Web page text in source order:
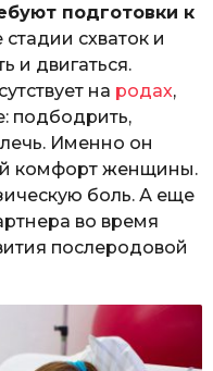
подготовки к
схваток и
и двигаться.
на родах,
подбодрить,
Именно он
комфорт женщины.
боль. А еще
во время
послеродовой